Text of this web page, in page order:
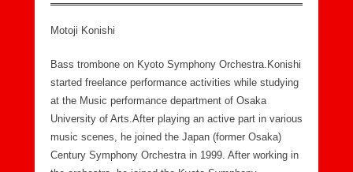
Motoji Konishi
Bass trombone on Kyoto Symphony Orchestra.Konishi
started freelance performance activities while studying
at the Music performance department of Osaka
University of Arts.After playing an active part in various
music scenes, he joined the Japan (former Osaka)
Century Symphony Orchestra in 1999. After working in